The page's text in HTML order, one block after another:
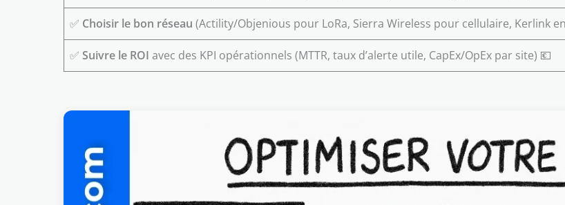
✅ Choisir le bon réseau (Actility/Objenious pour LoRa, Sierra Wireless pour cellulaire, Kerlink
✅ Suivre le ROI avec des KPI opérationnels (MTTR, taux d’alerte utile, CapEx/OpEx par site) 💶